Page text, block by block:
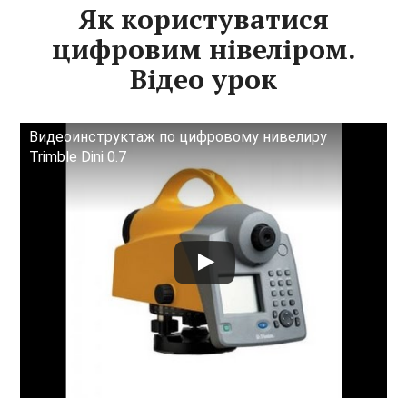
Як користуватися
цифровим нівеліром.
Відео урок
Видеоинструктаж по цифровому нивелиру
Trimble Dini 0.7